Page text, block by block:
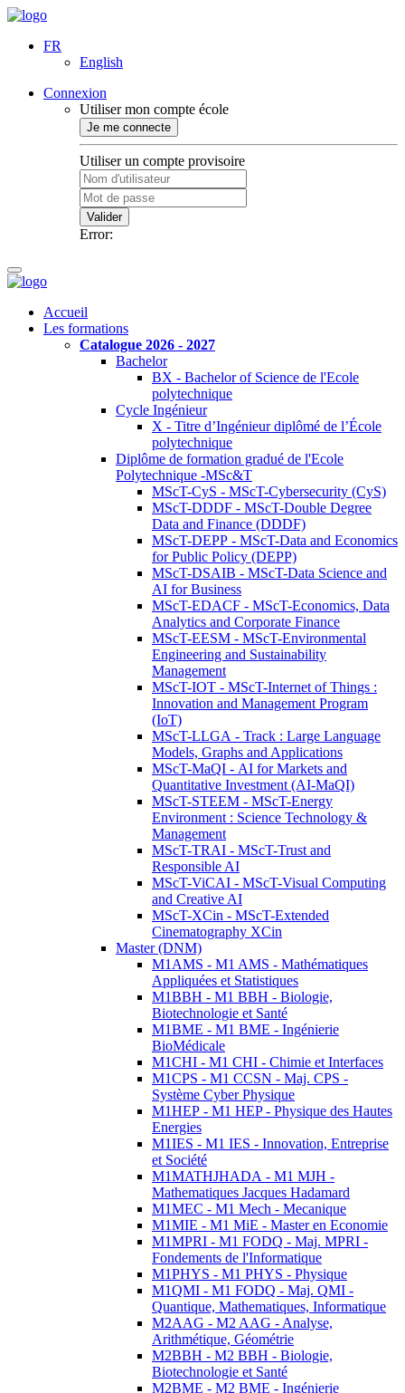
FR
English
Connexion
Utiliser mon compte école
Je me connecte
Utiliser un compte provisoire
Valider
Error:
Accueil
Les formations
Catalogue 2026 - 2027
Bachelor
BX - Bachelor of Science de l'Ecole
polytechnique
Cycle Ingénieur
X - Titre d’Ingénieur diplômé de l’École
polytechnique
Diplôme de formation gradué de l'Ecole
Polytechnique -MSc&T
MScT-CyS - MScT-Cybersecurity (CyS)
MScT-DDDF - MScT-Double Degree
Data and Finance (DDDF)
MScT-DEPP - MScT-Data and Economics
for Public Policy (DEPP)
MScT-DSAIB - MScT-Data Science and
AI for Business
MScT-EDACF - MScT-Economics, Data
Analytics and Corporate Finance
MScT-EESM - MScT-Environmental
Engineering and Sustainability
Management
MScT-IOT - MScT-Internet of Things :
Innovation and Management Program
(IoT)
MScT-LLGA - Track : Large Language
Models, Graphs and Applications
MScT-MaQI - AI for Markets and
Quantitative Investment (AI-MaQI)
MScT-STEEM - MScT-Energy
Environment : Science Technology &
Management
MScT-TRAI - MScT-Trust and
Responsible AI
MScT-ViCAI - MScT-Visual Computing
and Creative AI
MScT-XCin - MScT-Extended
Cinematography XCin
Master (DNM)
M1AMS - M1 AMS - Mathématiques
Appliquées et Statistiques
M1BBH - M1 BBH - Biologie,
Biotechnologie et Santé
M1BME - M1 BME - Ingénierie
BioMédicale
M1CHI - M1 CHI - Chimie et Interfaces
M1CPS - M1 CCSN - Maj. CPS -
Système Cyber Physique
M1HEP - M1 HEP - Physique des Hautes
Energies
M1IES - M1 IES - Innovation, Entreprise
et Société
M1MATHJHADA - M1 MJH -
Mathematiques Jacques Hadamard
M1MEC - M1 Mech - Mecanique
M1MIE - M1 MiE - Master en Economie
M1MPRI - M1 FODQ - Maj. MPRI -
Fondements de l'Informatique
M1PHYS - M1 PHYS - Physique
M1QMI - M1 FODQ - Maj. QMI -
Quantique, Mathematiques, Informatique
M2AAG - M2 AAG - Analyse,
Arithmétique, Géométrie
M2BBH - M2 BBH - Biologie,
Biotechnologie et Santé
M2BME - M2 BME - Ingénierie